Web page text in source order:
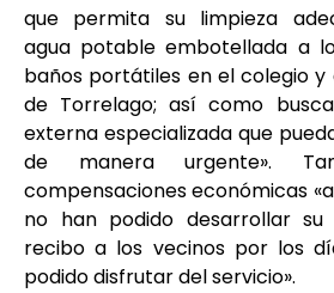
que permita su limpieza
agua potable embotellada a
baños portátiles en el colegio y
de Torrelago; así como
externa especializada que
de manera urgente».
compensaciones económicas
no han podido desarrollar
recibo a los vecinos por los
podido disfrutar del servicio».